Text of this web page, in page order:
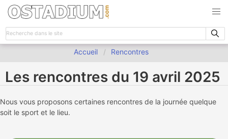
Accueil Rencontres
Les rencontres du 19 avril 2025
Nous vous proposons certaines rencontres de la journée quelque
soit le sport et le lieu.